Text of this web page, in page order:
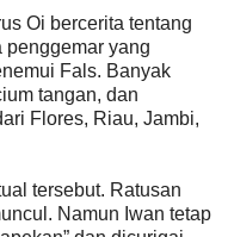
Oi bercerita tentang
penggemar yang
Fals. Banyak
tangan, dan
Flores, Riau, Jambi,
tersebut. Ratusan
Namun Iwan tetap